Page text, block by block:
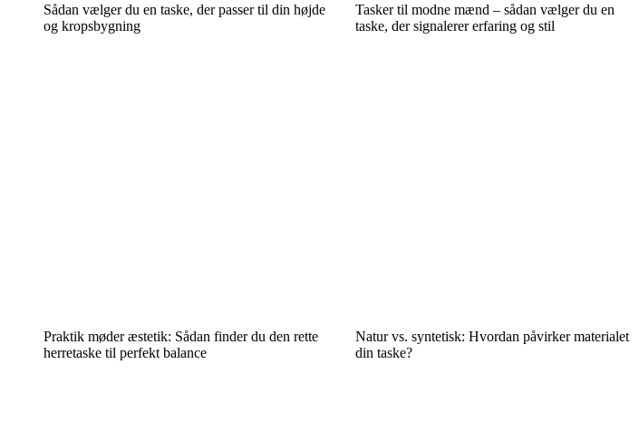
Sådan vælger du en taske, der passer til din højde
og kropsbygning
Tasker til modne mænd – sådan vælger du en
taske, der signalerer erfaring og stil
Praktik møder æstetik: Sådan finder du den rette
herretaske til perfekt balance
Natur vs. syntetisk: Hvordan påvirker materialet
din taske?